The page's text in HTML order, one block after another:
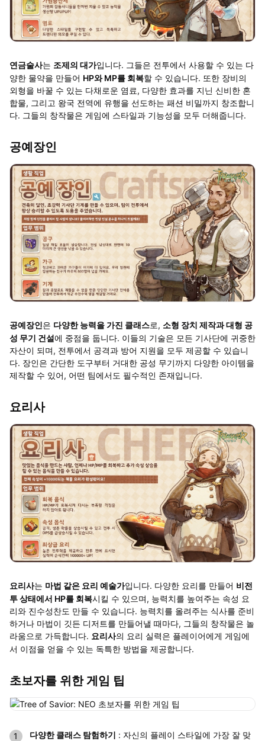
연금술사는 조제의 대가입니다. 그들은 전투에서 사용할 수 있는 다
양한 물약을 만들어 HP와 MP를 회복할 수 있습니다. 또한 장비의
외형을 바꿀 수 있는 다채로운 염료, 다양한 효과를 지닌 신비한 혼
합물, 그리고 왕국 전역에 유행을 선도하는 패션 비밀까지 창조합니
다. 그들의 창작물은 게임에 스타일과 기능성을 모두 더해줍니다.
공예장인
공예장인은 다양한 능력을 가진 클래스로, 소형 장치 제작과 대형 공
성 무기 건설에 중점을 둡니다. 이들의 기술은 모든 기사단에 귀중한
자산이 되며, 전투에서 공격과 방어 지원을 모두 제공할 수 있습니
다. 장인은 간단한 도구부터 거대한 공성 무기까지 다양한 아이템을
제작할 수 있어, 어떤 팀에서도 필수적인 존재입니다.
요리사
요리사는 마법 같은 요리 예술가입니다. 다양한 요리를 만들어 비전
투 상태에서 HP를 회복시킬 수 있으며, 능력치를 높여주는 속성 요
리와 진수성찬도 만들 수 있습니다. 능력치를 올려주는 식사를 준비
하거나 마법이 깃든 디저트를 만들어낼 때마다, 그들의 창작물은 놀
라움으로 가득합니다. 요리사의 요리 실력은 플레이어에게 게임에
서 이점을 얻을 수 있는 독특한 방법을 제공합니다.
초보자를 위한 게임 팁
다양한 클래스 탐험하기 : 자신의 플레이 스타일에 가장 잘 맞